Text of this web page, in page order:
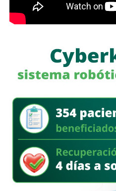
en medio de la calle, pero la
señal con el aviso son los
ser cortés con
Señales faltan más, como
realidad nadie lo sabe a
ciudad, lasque avisen que la
estacionen autos de los
Himno Nacional.
La Avenida Chapultepec tiene
que ellímite de velocidad es
borradas -ahí te encargo,